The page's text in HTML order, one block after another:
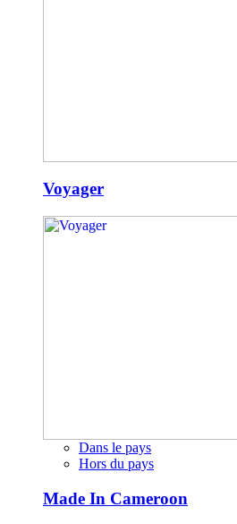
Voyager
Dans le pays
Hors du pays
Made In Cameroon